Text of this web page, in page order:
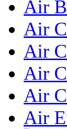
Air
Air
Air
Air
Air
Air